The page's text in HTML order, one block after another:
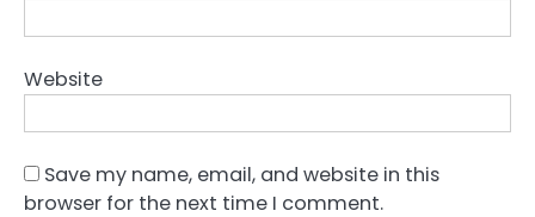
Website
Save my name, email, and website in this
browser for the next time I comment.